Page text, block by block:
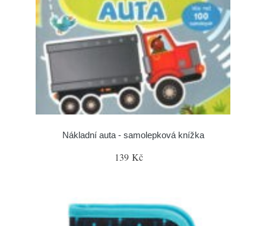
Nákladní auta - samolepková knížka
139 Kč